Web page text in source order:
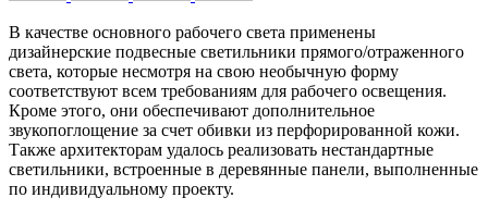
В качестве основного рабочего света применены
дизайнерские подвесные светильники прямого/отраженного
света, которые несмотря на свою необычную форму
соответствуют всем требованиям для рабочего освещения.
Кроме этого, они обеспечивают дополнительное
звукопоглощение за счет обивки из перфорированной кожи.
Также архитекторам удалось реализовать нестандартные
светильники, встроенные в деревянные панели, выполненные
по индивидуальному проекту.